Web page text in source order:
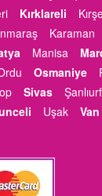
Kırklareli
Karaman
Manisa
Osmaniye
Sivas
Uşak Van